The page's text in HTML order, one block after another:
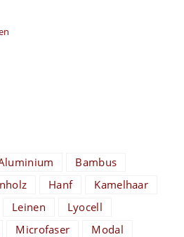
Bambus
Hanf
Kamelhaar
Leinen
Lyocell
Microfaser
Modal